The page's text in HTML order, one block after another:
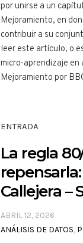
por unirse a un
Mejoramiento, en
contribuir a su
leer este artículo, o
micro-aprendizaje en
Mejoramiento por
ENTRADA
La regla
Callejera –
ABRIL 12, 2026
ANÁLISIS DE DATOS,